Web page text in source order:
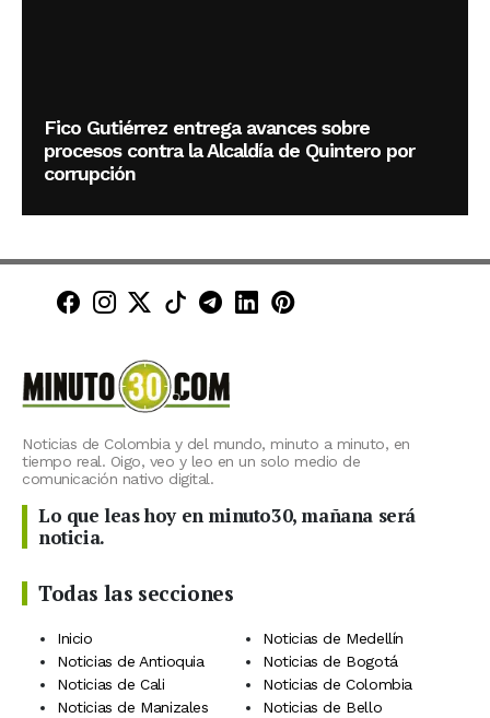
Fico Gutiérrez entrega avances sobre
procesos contra la Alcaldía de Quintero por
corrupción
Minuto30 en Facebook
Minuto30 en Instagram
Minuto30 en X (Twitter)
Minuto30 en TikTok
Canal de Minuto30 en
Minuto30 en LinkedIn
Minuto30 en
Noticias de Colombia y del mundo, minuto a minuto, en
tiempo real. Oigo, veo y leo en un solo medio de
comunicación nativo digital.
Lo que leas hoy en minuto30, mañana será
noticia.
Todas las secciones
Inicio
Noticias de Medellín
Noticias de Antioquia
Noticias de Bogotá
Noticias de Cali
Noticias de Colombia
Noticias de Manizales
Noticias de Bello